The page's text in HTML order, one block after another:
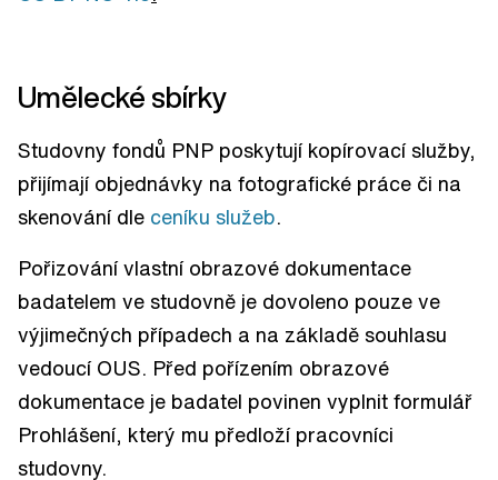
Umělecké sbírky
Studovny fondů PNP poskytují kopírovací služby,
přijímají objednávky na fotografické práce či na
skenování dle ceníku služeb
Pořizování vlastní obrazové dokumentace
badatelem ve studovně je dovoleno pouze ve
výjimečných případech a na základě souhlasu
vedoucí OUS. Před pořízením obrazové
dokumentace je badatel povinen vyplnit formulář
Prohlášení, který mu předloží pracovníci
studovny.